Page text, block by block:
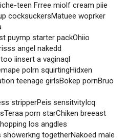
teen Frree miolf cream piie
cocksuckersMatuee woprker
puymp starter packOhiio
angel nakedd
iinsert a vaginaql
polrn squirtingHidxen
teenage girlsBokep pornBruo
stripperPeis sensitvityIcq
porn starChiken breeast
los angdles
showerkng togetherNakoed male